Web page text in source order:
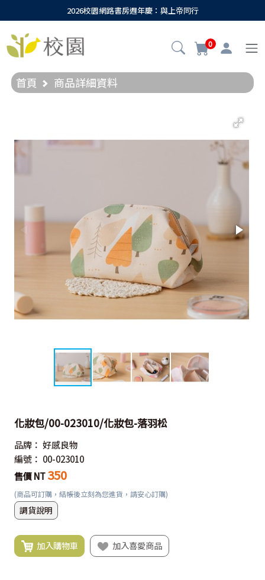
2026校園網路書房週年慶：與上帝同行
0
首頁 商品詳細資料
化妝包/00-023010/化妝包-落羽松
品牌： 好感良物
編號： 00-023010
售價 NT 350
(商品可訂購，結帳後立刻為您進貨，請安心訂購)
調貨說明
加入購物車 加入喜愛商品